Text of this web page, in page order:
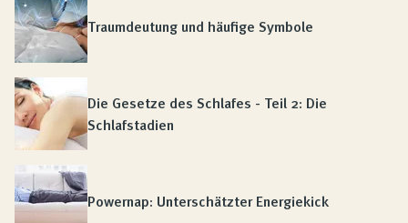
Traumdeutung und häufige Symbole
Die Gesetze des Schlafes - Teil 2: Die
Schlafstadien
Powernap: Unterschätzter Energiekick